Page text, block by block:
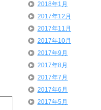
2018年1月
2017年12月
2017年11月
2017年10月
2017年9月
2017年8月
2017年7月
2017年6月
2017年5月